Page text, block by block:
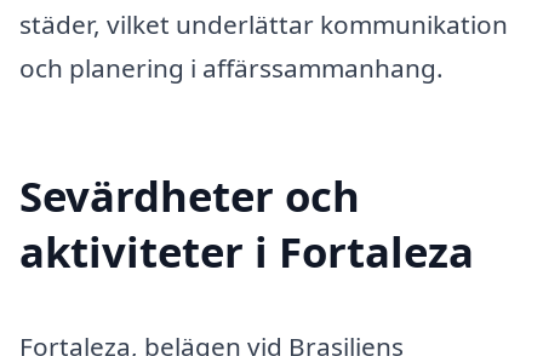
städer, vilket underlättar kommunikation
och planering i affärssammanhang.
Sevärdheter och
aktiviteter i Fortaleza
Fortaleza, belägen vid Brasiliens